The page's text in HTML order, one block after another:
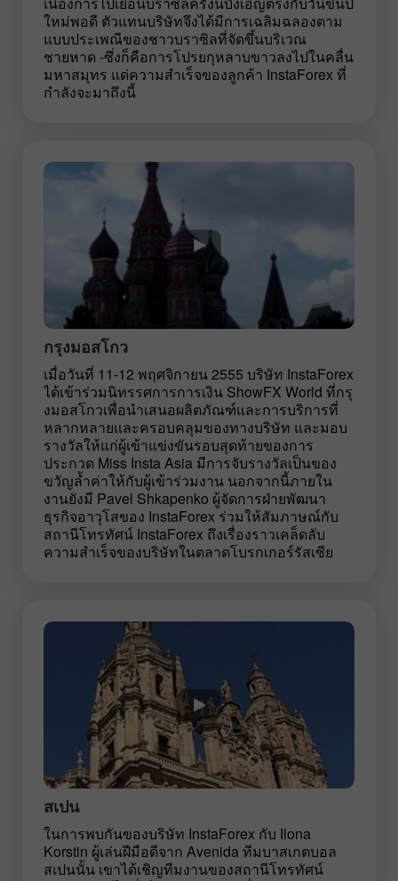
ใหม่พอดี ตัวแทนบริษัทจึงได้มีการเฉลิมฉลองตาม
แบบประเพณีของชาวบราซิลที่จัดขึ้นบริเวณ
ชายหาด -ซึ่งก็คือการโปรยกุหลาบขาวลงไปในคลื่น
มหาสมุทร แด่ความสำเร็จของลูกค้า InstaForex ที่
กำลังจะมาถึงนี้
กรุงมอสโกว
เมื่อวันที่ 11-12 พฤศจิกายน 2555 บริษัท InstaForex
ได้เข้าร่วมนิทรรศการการเงิน ShowFX World ที่กรุ
งมอสโกวเพื่อนำเสนอผลิตภัณฑ์และการบริการที่
หลากหลายและครอบคลุมของทางบริษัท และมอบ
รางวัลให้แก่ผู้เข้าแข่งขันรอบสุดท้ายของการ
ประกวด Miss Insta Asia มีการจับรางวัลเป็นของ
ขวัญล้ำค่าให้กับผู้เข้าร่วมงาน นอกจากนี้ภายใน
งานยังมี Pavel Shkapenko ผู้จัดการฝ่ายพัฒนา
ธุรกิจอาวุโสของ InstaForex ร่วมให้สัมภาษณ์กับ
สถานีโทรทัศน์ InstaForex ถึงเรื่องราวเคล็ดลับ
ความสำเร็จของบริษัทในตลาดโบรกเกอร์รัสเซีย
สเปน
ในการพบกันของบริษัท InstaForex กับ Ilona
Korstin ผู้เล่นฝีมือดีจาก Avenida ทีมบาสเกตบอล
สเปนนั้น เขาได้เชิญทีมงานของสถานีโทรทัศน์